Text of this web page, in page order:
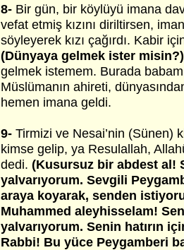
8- Bir gün, bir köylüyü imana
vefat etmiş kızını diriltirsen,
söyleyerek kızı çağırdı. Kabir
(Dünyaya gelmek ister misin?)
gelmek istemem. Burada
Müslümanın ahireti,
hemen imana geldi.
9- Tirmizi ve Nesai’nin (Sünen)
kimse gelip, ya Resulallah,
dedi. (Kusursuz bir abdest al!
yalvarıyorum. Sevgili
araya koyarak, senden
Muhammed aleyhisselam!
yalvarıyorum. Senin hatırın
Rabbi! Bu yüce Peygamberi